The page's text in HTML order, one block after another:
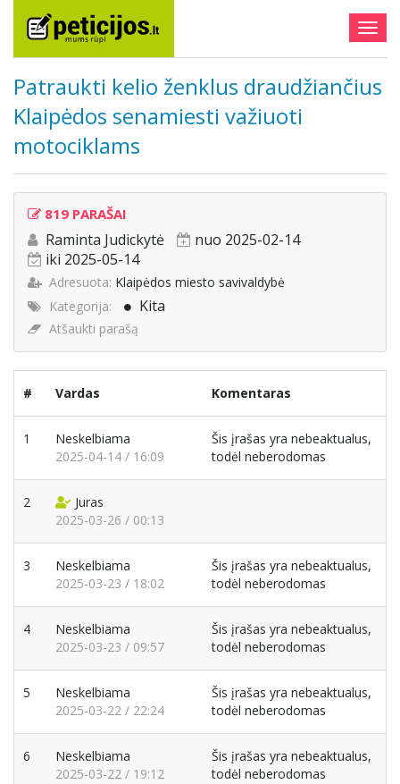
Patraukti kelio ženklus draudžiančius
Klaipėdos senamiesti važiuoti
motociklams
819 PARAŠAI
Raminta Judickytė
nuo 2025-02-14
iki 2025-05-14
Adresuota: Klaipėdos miesto savivaldybė
Kategorija:
Kita
Atšaukti parašą
# Vardas Komentaras
1
Neskelbiama
2025-04-14 / 16:09
Šis įrašas yra nebeaktualus,
todėl neberodomas
2
Juras
2025-03-26 / 00:13
3
Neskelbiama
2025-03-23 / 18:02
Šis įrašas yra nebeaktualus,
todėl neberodomas
4
Neskelbiama
2025-03-23 / 09:57
Šis įrašas yra nebeaktualus,
todėl neberodomas
5
Neskelbiama
2025-03-22 / 22:24
Šis įrašas yra nebeaktualus,
todėl neberodomas
6
Neskelbiama
2025-03-22 / 19:12
Šis įrašas yra nebeaktualus,
todėl neberodomas